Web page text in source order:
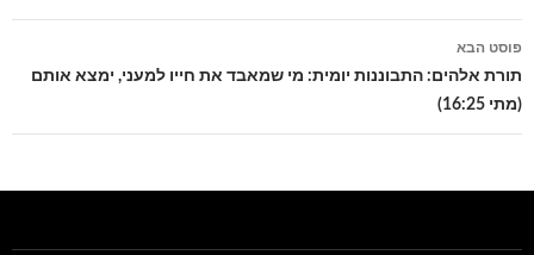
פוסט הבא
תורת אלהים: התבוננות יומית: מי שמאבד את חייו למעני, ימצא אותם
(מתי 16:25)